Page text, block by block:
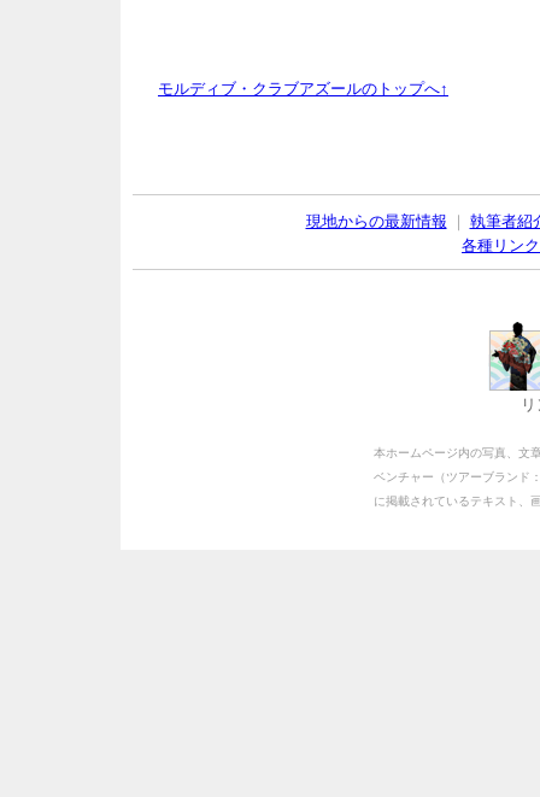
モルディブ・クラブアズールのトップへ↑
現地からの最新情報
執筆者紹
各種リンク
本ホームページ内の写真、文
ベンチャー（ツアーブランド
に掲載されているテキスト、